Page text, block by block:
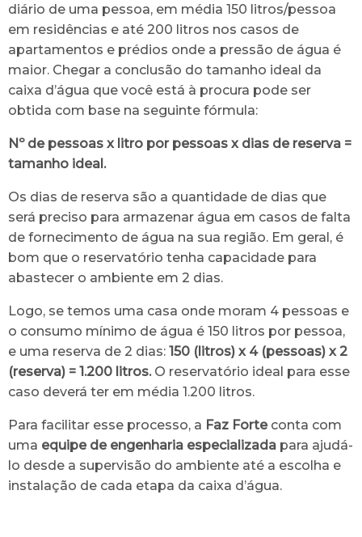
diário de uma pessoa, em média 150 litros/pessoa
em residências e até 200 litros nos casos de
apartamentos e prédios onde a pressão de água é
maior. Chegar a conclusão do tamanho ideal da
caixa d’água que você está à procura pode ser
obtida com base na seguinte fórmula:
Nº de pessoas x litro por pessoas x dias de reserva =
tamanho ideal.
Os dias de reserva são a quantidade de dias que
será preciso para armazenar água em casos de falta
de fornecimento de água na sua região. Em geral, é
bom que o reservatório tenha capacidade para
abastecer o ambiente em 2 dias.
Logo, se temos uma casa onde moram 4 pessoas e
o consumo mínimo de água é 150 litros por pessoa,
e uma reserva de 2 dias: 150 (litros) x 4 (pessoas) x 2
(reserva) = 1.200 litros.O reservatório ideal para esse
caso deverá ter em média 1.200 litros.
Para facilitar esse processo, a Faz Forteconta com
uma equipe de engenharia especializada para ajudá-
lo desde a supervisão do ambiente até a escolha e
instalação de cada etapa da caixa d’água.